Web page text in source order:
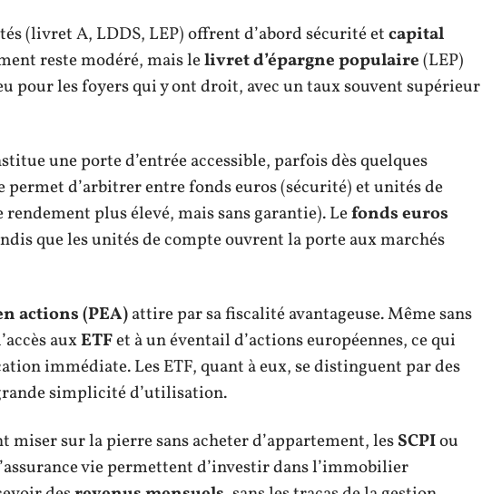
(livret A, LDDS, LEP) offrent d’abord sécurité etcapital
reste modéré, mais lelivret d’épargne populaire(LEP)
pour les foyers qui y ont droit, avec un taux souvent supérieur
une porte d’entrée accessible, parfois dès quelques
permet d’arbitrer entre fonds euros (sécurité) et unités de
plus élevé, mais sans garantie). Lefonds euros
que les unités de compte ouvrent la porte aux marchés
actions (PEA)attire par sa fiscalité avantageuse. Même sans
auxETFet à un éventail d’actions européennes, ce qui
immédiate. Les ETF, quant à eux, se distinguent par des
simplicité d’utilisation.
miser sur la pierre sans acheter d’appartement, lesSCPIou
vie permettent d’investir dans l’immobilier